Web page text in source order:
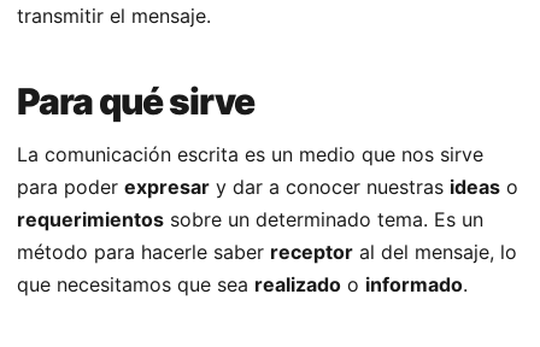
transmitir el mensaje.
Para qué sirve
La comunicación escrita es un medio que nos sirve
para poder expresar y dar a conocer nuestras ideas o
requerimientos sobre un determinado tema. Es un
método para hacerle saber receptor al del mensaje, lo
que necesitamos que sea realizado o informado.